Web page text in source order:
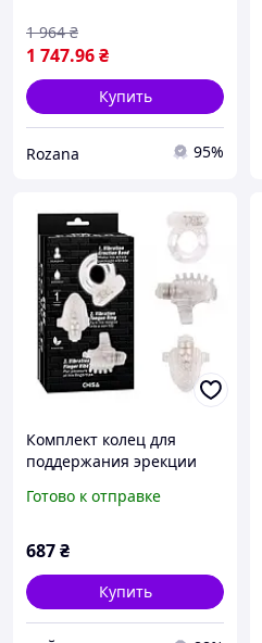
1 747.96₴
1 964 ₴
Купить
Rozana 95%
Комплект колец для
поддержания эрекции
Готово к отправке
687₴
Купить